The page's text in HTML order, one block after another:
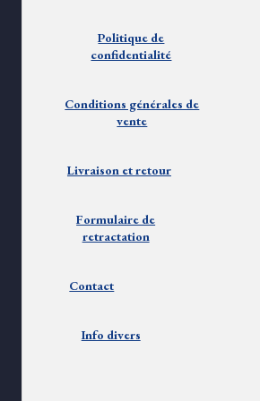
Politique de
confidentialité
Conditions générales de
vente
Livraison etretour
Formulaire de
retractation
Contact
Info divers